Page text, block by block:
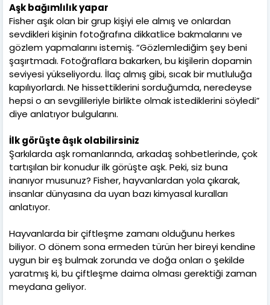
Aşk bağımlılık yapar
Fisher aşık olan bir grup kişiyi ele almış ve onlardan
sevdikleri kişinin fotoğrafına dikkatlice bakmalarını ve
gözlem yapmalarını istemiş. “Gözlemlediğim şey beni
şaşırtmadı. Fotoğraflara bakarken, bu kişilerin dopamin
seviyesi yükseliyordu. İlaç almış gibi, sıcak bir mutluluğa
kapılıyorlardı. Ne hissettiklerini sorduğumda, neredeyse
hepsi o an sevgilileriyle birlikte olmak istediklerini söyledi”
diye anlatıyor bulgularını.
İlk görüşte âşık olabilirsiniz
Şarkılarda aşk romanlarında, arkadaş sohbetlerinde, çok
tartışılan bir konudur ilk görüşte aşk. Peki, siz buna
inanıyor musunuz? Fisher, hayvanlardan yola çıkarak,
insanlar dünyasına da uyan bazı kimyasal kuralları
anlatıyor.
Hayvanlarda bir çiftleşme zamanı olduğunu herkes
biliyor. O dönem sona ermeden türün her bireyi kendine
uygun bir eş bulmak zorunda ve doğa onları o şekilde
yaratmış ki, bu çiftleşme daima olması gerektiği zaman
meydana geliyor.